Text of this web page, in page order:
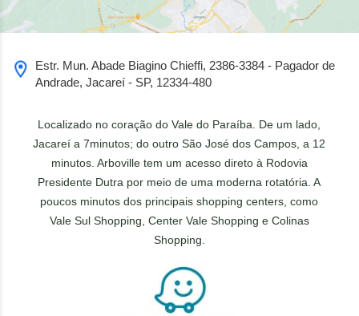
Estr. Mun. Abade Biagino Chieffi, 2386-3384 - Pagador de
Andrade, Jacareí - SP, 12334-480
Localizado no coração do Vale do Paraíba. De um lado,
Jacareí a 7minutos; do outro São José dos Campos, a 12
minutos. Arboville tem um acesso direto à Rodovia
Presidente Dutra por meio de uma moderna rotatória. A
poucos minutos dos principais shopping centers, como
Vale Sul Shopping, Center Vale Shopping e Colinas
Shopping.